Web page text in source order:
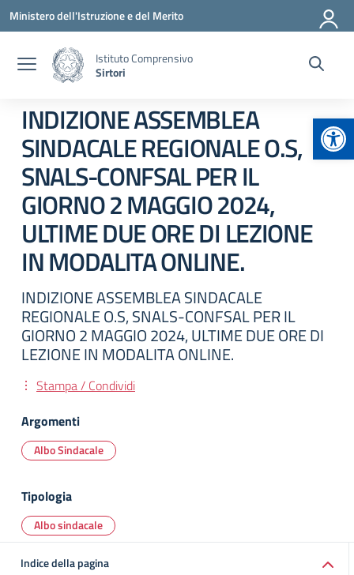
Vai ai contenuti
Vai al menu di navigazione
Vai al footer
Ministero dell'Istruzione e del Merito
Istituto Comprensivo
Sirtori
INDIZIONE ASSEMBLEA
SINDACALE REGIONALE O.S,
SNALS-CONFSAL PER IL
GIORNO 2 MAGGIO 2024,
ULTIME DUE ORE DI LEZIONE
IN MODALITA ONLINE.
INDIZIONE ASSEMBLEA SINDACALE
REGIONALE O.S, SNALS-CONFSAL PER IL
GIORNO 2 MAGGIO 2024, ULTIME DUE ORE DI
LEZIONE IN MODALITA ONLINE.
Stampa / Condividi
Argomenti
Albo Sindacale
Tipologia
Albo sindacale
Indice della pagina